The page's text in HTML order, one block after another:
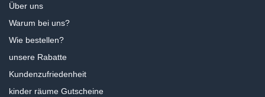
Über uns
Warum bei uns?
Wie bestellen?
unsere Rabatte
Kundenzufriedenheit
kinder räume Gutscheine